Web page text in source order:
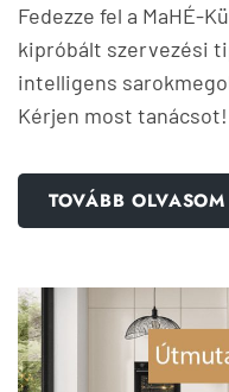
Fedezze fel a MaHÉ-
kipróbált szervezési
intelligens
Kérjen most tanácsot!
TOVÁBB OLVASOM